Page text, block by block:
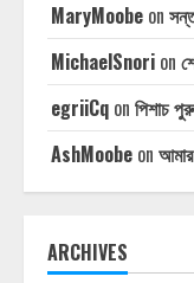
MaryMoobe on
MichaelSnori on
egriiCq on পিশাচ
AshMoobe on
ARCHIVES